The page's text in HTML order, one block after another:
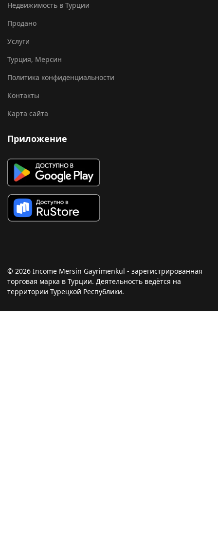
Недвижимость в Турции
Продано
Услуги
Турция, Мерсин
Политика конфиденциальности
Контакты
Карта сайта
Приложение
© 2026 Income Mersin Gayrimenkul - зарегистрированная
торговая марка в Турции. Деятельность ведётся на
территории Турецкой Республики.